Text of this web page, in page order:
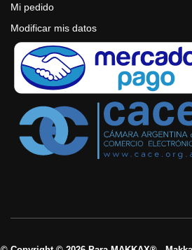
Mi pedido
Modificar mis datos